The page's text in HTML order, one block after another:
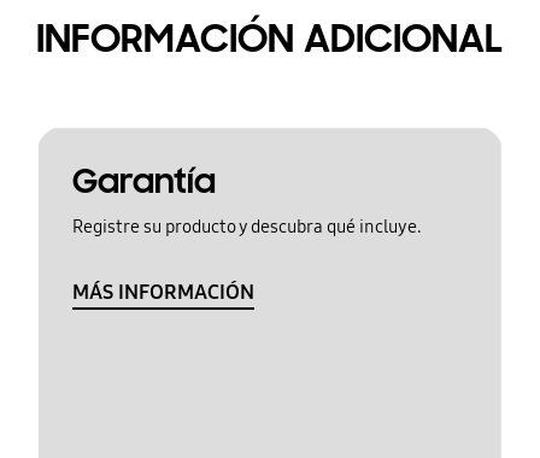
INFORMACIÓN ADICIONAL
Garantía
Registre su producto y descubra qué incluye.
MÁS INFORMACIÓN